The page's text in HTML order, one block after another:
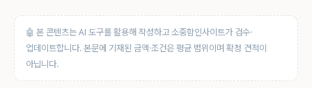
🤖 본 콘텐츠는 AI 도구를 활용해 작성하고 소중함인사이트가 검수·
업데이트합니다. 본문에 기재된 금액·조건은 평균 범위이며 확정 견적이
아닙니다.